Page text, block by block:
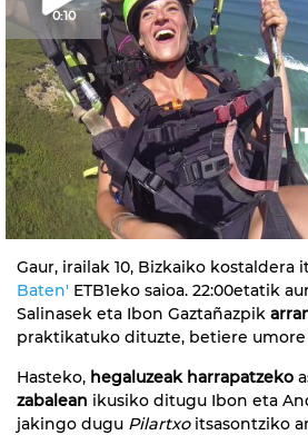
0:10
Gaur, irailak 10, Bizkaiko kostaldera
Baten' ETB1eko saioa. 22:00etatik
Salinasek eta Ibon Gaztañazpik
praktikatuko dituzte, betiere
Hasteko, hegaluzeak harrapatzeko
zabalean ikusiko ditugu Ibon eta
jakingo dugu Pilartxo itsasontziko